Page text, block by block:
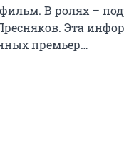
В ролях –
Эта
премьер…